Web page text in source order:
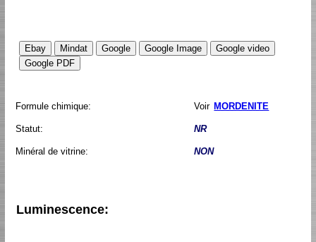
Formule chimique: Voir MORDENITE
Statut: NR
Minéral de vitrine: NON
Luminescence: